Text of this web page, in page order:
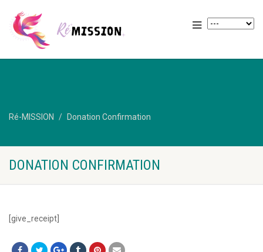
Ré-MISSION Donation Confirmation
DONATION CONFIRMATION
[give_receipt]